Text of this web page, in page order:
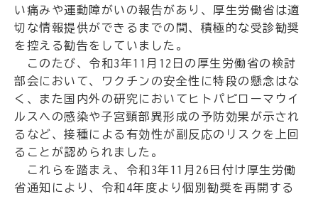
い痛みや運動障がいの報告があり、厚生労働省は適
切な情報提供ができるまでの間、積極的な受診勧奨
を控える勧告をしていました。
このたび、令和3年11月12日の厚生労働省の検討
部会において、ワクチンの安全性に特段の懸念はな
く、また国内外の研究においてヒトパピローマウイ
ルスへの感染や子宮頸部異形成の予防効果が示され
るなど、接種による有効性が副反応のリスクを上回
ることが認められました。
これらを踏まえ、令和3年11月26日付け厚生労働
省通知により、令和4年度より個別勧奨を再開する